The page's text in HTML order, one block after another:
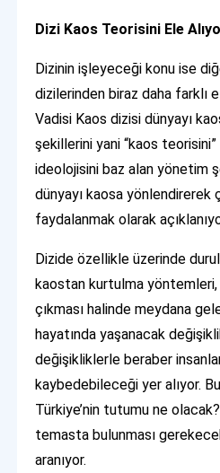
Dizi Kaos Teorisini Ele
Dizinin işleyeceği konu ise
dizilerinden biraz daha farklı
Vadisi Kaos dizisi dünyayı
şekillerini yani “kaos
ideolojisini baz alan yönetim
dünyayı kaosa yönlendirerek
faydalanmak olarak
Dizide özellikle üzerinde
kaostan kurtulma yöntemleri,
çıkması halinde meydana
hayatında yaşanacak
değişikliklerle beraber
kaybedebileceği yer alıyor.
Türkiye’nin tutumu ne
temasta bulunması
aranıyor.